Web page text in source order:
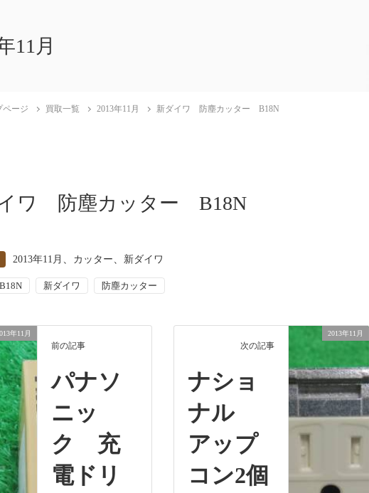
11月
ページ 買取一覧 2013年11月 新ダイワ 防塵カッター B18N
ワ 防塵カッター B18N
2013年11月 、 カッター 、 新ダイワ
B18N 新ダイワ 防塵カッター
年11月
前の記事
パナソ
ニッ
ク 充
電ドリ
2013年11月
次の記事
ナショ
ナル
アップ
コン2個